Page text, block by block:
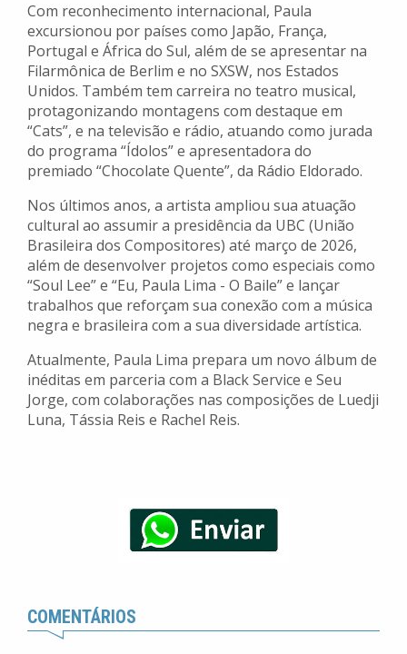
Com reconhecimento internacional, Paula
excursionou por países como Japão, França,
Portugal e África do Sul, além de se apresentar na
Filarmônica de Berlim e no SXSW, nos Estados
Unidos. Também tem carreira no teatro musical,
protagonizando montagens com destaque em
“Cats”, e na televisão e rádio, atuando como jurada
do programa “Ídolos” e apresentadora do
premiado “Chocolate Quente”, da Rádio Eldorado.
Nos últimos anos, a artista ampliou sua atuação
cultural ao assumir a presidência da UBC (União
Brasileira dos Compositores) até março de 2026,
além de desenvolver projetos como especiais como
“Soul Lee” e “Eu, Paula Lima - O Baile” e lançar
trabalhos que reforçam sua conexão com a música
negra e brasileira com a sua diversidade artística.
Atualmente, Paula Lima prepara um novo álbum de
inéditas em parceria com a Black Service e Seu
Jorge, com colaborações nas composições de Luedji
Luna, Tássia Reis e Rachel Reis.
COMENTÁRIOS